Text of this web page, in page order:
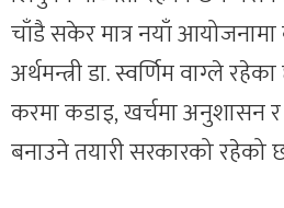
चाँडै सकेर मात्र नयाँ आयोजनामा
अर्थमन्त्री डा. स्वर्णिम वाग्ले
करमा कडाइ, खर्चमा अनुशासन र
बनाउने तयारी सरकारको रहेको